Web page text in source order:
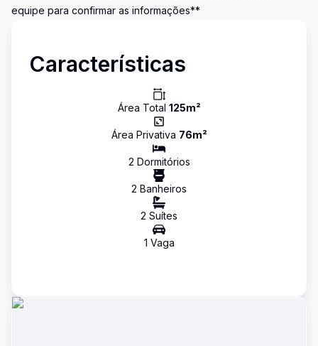
equipe para confirmar as informações**
Características
Área Total 125m²
Área Privativa 76m²
2 Dormitórios
2 Banheiros
2 Suítes
1 Vaga